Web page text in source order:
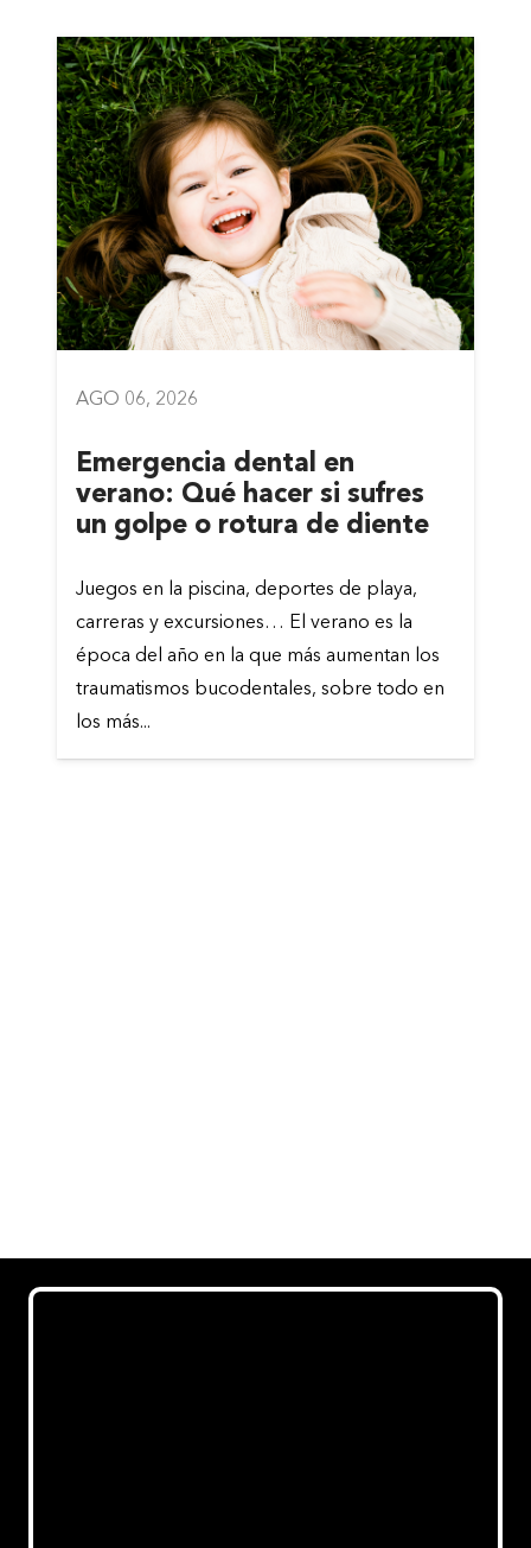
AGO 06, 2026
Emergencia dental en
verano: Qué hacer si sufres
un golpe o rotura de diente
Juegos en la piscina, deportes de playa,
carreras y excursiones… El verano es la
época del año en la que más aumentan los
traumatismos bucodentales, sobre todo en
los más...